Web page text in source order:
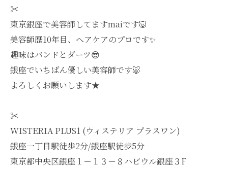
✂︎
東京銀座で美容師してますmaiです🐷
美容師歴10年目、ヘアケアのプロです✨
趣味はバンドとダーツ😎
銀座でいちばん優しい美容師です🐷
よろしくお願いします★
✂︎
WISTERIA PLUS1 (ウィステリア プラスワン)
銀座一丁目駅徒歩2分/銀座駅徒歩5分
東京都中央区銀座１－１３－８ハビウル銀座３F